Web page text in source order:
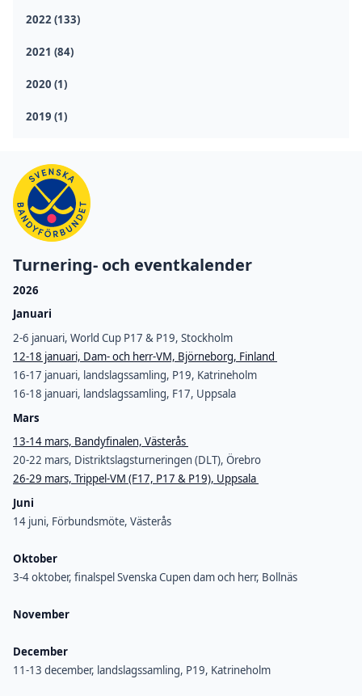
2022 (133)
2021 (84)
2020 (1)
2019 (1)
Turnering- och eventkalender
2026
Januari
2-6 januari, World Cup P17 & P19, Stockholm
12-18 januari, Dam- och herr-VM, Björneborg, Finland
16-17 januari, landslagssamling, P19, Katrineholm
16-18 januari, landslagssamling, F17, Uppsala
Mars
13-14 mars, Bandyfinalen, Västerås
20-22 mars, Distriktslagsturneringen (DLT), Örebro
26-29 mars, Trippel-VM (F17, P17 & P19), Uppsala
Juni
14 juni, Förbundsmöte, Västerås
Oktober
3-4 oktober, finalspel Svenska Cupen dam och herr, Bollnäs
November
December
11-13 december, landslagssamling, P19, Katrineholm